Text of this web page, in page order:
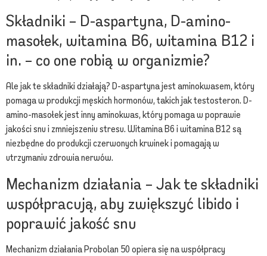
Składniki – D-aspartyna, D-amino-
masołek, witamina B6, witamina B12 i
in. – co one robią w organizmie?
Ale jak te składniki działają? D-aspartyna jest aminokwasem, który
pomaga w produkcji męskich hormonów, takich jak testosteron. D-
amino-masołek jest inny aminokwas, który pomaga w poprawie
jakości snu i zmniejszeniu stresu. Witamina B6 i witamina B12 są
niezbędne do produkcji czerwonych krwinek i pomagają w
utrzymaniu zdrowia nerwów.
Mechanizm działania – Jak te składniki
współpracują, aby zwiększyć libido i
poprawić jakość snu
Mechanizm działania Probolan 50 opiera się na współpracy